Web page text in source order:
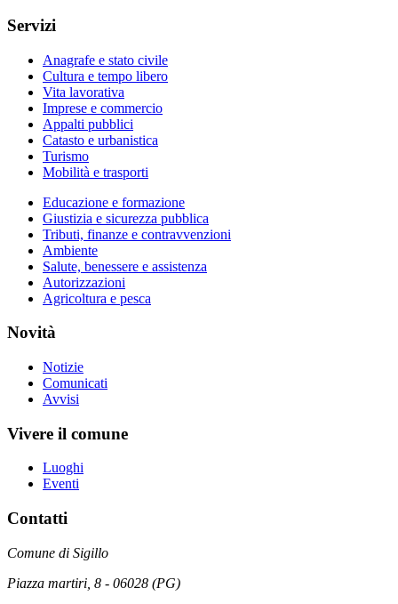
Servizi
Anagrafe e stato civile
Cultura e tempo libero
Vita lavorativa
Imprese e commercio
Appalti pubblici
Catasto e urbanistica
Turismo
Mobilità e trasporti
Educazione e formazione
Giustizia e sicurezza pubblica
Tributi, finanze e contravvenzioni
Ambiente
Salute, benessere e assistenza
Autorizzazioni
Agricoltura e pesca
Novità
Notizie
Comunicati
Avvisi
Vivere il comune
Luoghi
Eventi
Contatti
Comune di Sigillo
Piazza martiri, 8 - 06028 (PG)